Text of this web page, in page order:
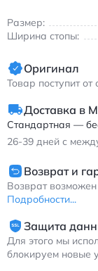
Размер:
Ширина стопы:
Оригинал
Товар поступит
Доставка в
Стандартная —
26-39 дней с
Возврат и
Возврат
Подробности...
Защита
Для этого мы
блокируем новые